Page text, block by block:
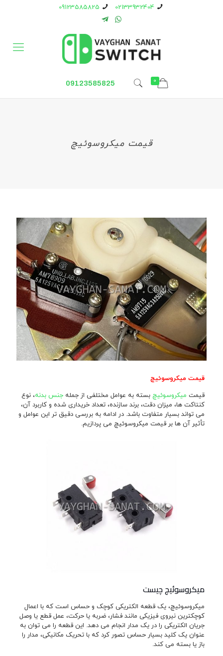
02133932404
09123585825
0
09123585825
قیمت میکروسوئیچ
قیمت میکروسوئیچ
قیمت میکروسوئیچ بسته به عوامل مختلفی از جمله جنس بدنه، نوع
کنتاکت ها، میزان دقت، برند سازنده، تعداد خریداری شده و کاربرد آن،
می تواند بسیار متفاوت باشد. در ادامه به بررسی دقیق تر این عوامل و
تأثیر آن ها بر قیمت میکروسوئیچ می پردازیم.
میکروسوئیچ چیست
میکروسوئیچ، یک قطعه الکتریکی کوچک و حساس است که با اعمال
کوچکترین نیروی فیزیکی مانند فشار، ضربه یا حرکت، عمل قطع یا وصل
جریان الکتریکی را در یک مدار انجام می دهد. این قطعه را می توان به
عنوان یک کلید بسیار حساس تصور کرد که با تحریک مکانیکی، مدار را
باز یا بسته می کند.